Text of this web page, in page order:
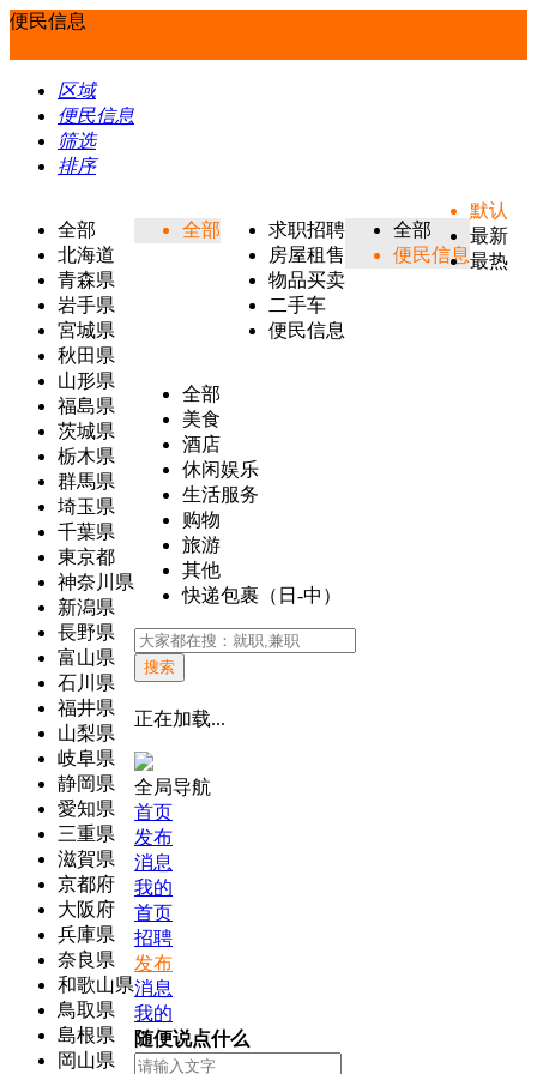
便民信息
区域
便民信息
筛选
排序
全部
北海道
青森県
岩手県
宮城県
秋田県
山形県
福島県
茨城県
栃木県
群馬県
埼玉県
千葉県
東京都
神奈川県
新潟県
長野県
富山県
石川県
福井県
山梨県
岐阜県
静岡県
愛知県
三重県
滋賀県
京都府
大阪府
兵庫県
奈良県
和歌山県
鳥取県
島根県
岡山県
全部
求职招聘
房屋租售
物品买卖
二手车
便民信息
全部
便民信息
全部
美食
酒店
休闲娱乐
生活服务
购物
旅游
其他
快递包裹（日-中）
默认
最新
最热
搜索
正在加载...
全局导航
首页
发布
消息
我的
首页
招聘
发布
消息
我的
随便说点什么